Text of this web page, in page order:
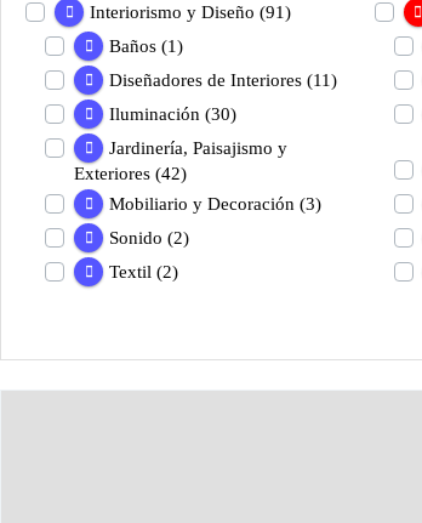
Interiorismo y Diseño (91)
Baños (1)
Diseñadores de Interiores (11)
Iluminación (30)
Jardinería, Paisajismo y
Exteriores (42)
Mobiliario y Decoración (3)
Sonido (2)
Textil (2)